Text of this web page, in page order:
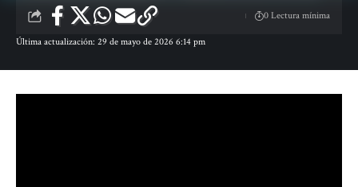
Última actualización: 29 de mayo de 2026 6:14 pm
0 Lectura mínima